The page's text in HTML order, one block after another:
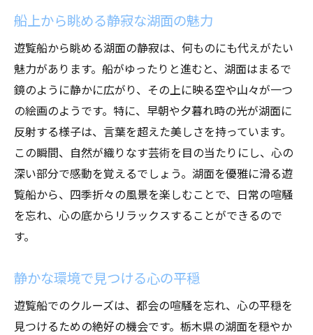
船上から眺める静寂な湖面の魅力
遊覧船から眺める湖面の静寂は、何ものにも代えがたい
魅力があります。船がゆったりと進むと、湖面はまるで
鏡のように静かに広がり、その上に映る空や山々が一つ
の絵画のようです。特に、早朝や夕暮れ時の光が湖面に
反射する様子は、言葉を超えた美しさを持っています。
この瞬間、自然が織りなす芸術を目の当たりにし、心の
深い部分で感動を覚えるでしょう。湖面を優雅に滑る遊
覧船から、四季折々の風景を楽しむことで、日常の喧騒
を忘れ、心の底からリラックスすることができるので
す。
静かな環境で見つける心の平穏
遊覧船でのクルーズは、都会の喧騒を忘れ、心の平穏を
見つけるための絶好の機会です。栃木県の湖面を穏やか